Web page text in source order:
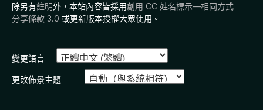
除另有註明外，本站內容皆採用創用 CC 姓名標示—相同方式
分享條款 3.0 或更新版本授權大眾使用。
變更語言
更改佈景主題